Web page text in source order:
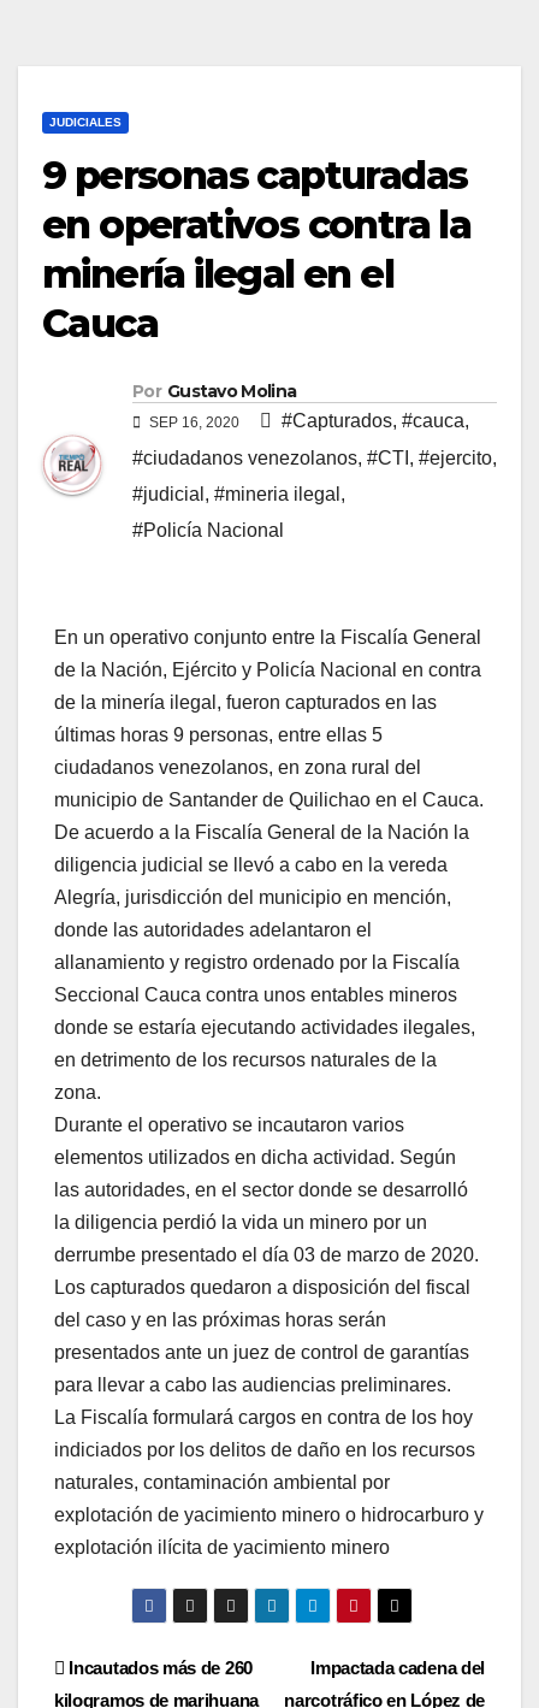
JUDICIALES
9 personas capturadas
en operativos contra la
minería ilegal en el
Cauca
Por Gustavo Molina
SEP 16, 2020 #Capturados, #cauca,
#ciudadanos venezolanos, #CTI , #ejercito,
#judicial , #mineria ilegal ,
#Policía Nacional
En un operativo conjunto entre la Fiscalía General
de la Nación, Ejército y Policía Nacional en contra
de la minería ilegal, fueron capturados en las
últimas horas 9 personas, entre ellas 5
ciudadanos venezolanos, en zona rural del
municipio de Santander de Quilichao en el Cauca.
De acuerdo a la Fiscalía General de la Nación la
diligencia judicial se llevó a cabo en la vereda
Alegría, jurisdicción del municipio en mención,
donde las autoridades adelantaron el
allanamiento y registro ordenado por la Fiscalía
Seccional Cauca contra unos entables mineros
donde se estaría ejecutando actividades ilegales,
en detrimento de los recursos naturales de la
zona.
Durante el operativo se incautaron varios
elementos utilizados en dicha actividad. Según
las autoridades, en el sector donde se desarrolló
la diligencia perdió la vida un minero por un
derrumbe presentado el día 03 de marzo de 2020.
Los capturados quedaron a disposición del fiscal
del caso y en las próximas horas serán
presentados ante un juez de control de garantías
para llevar a cabo las audiencias preliminares.
La Fiscalía formulará cargos en contra de los hoy
indiciados por los delitos de daño en los recursos
naturales, contaminación ambiental por
explotación de yacimiento minero o hidrocarburo y
explotación ilícita de yacimiento minero
Navegación
Impactada cadena del
narcotráfico en López de
Incautados más de 260
kilogramos de marihuana